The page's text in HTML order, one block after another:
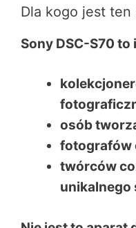
Dla kogo jest ten
Sony DSC-S70
osób
fotografów
twórców
unikalnego